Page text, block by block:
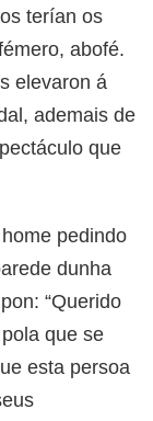
terían os
abofé.
elevaron á
ademais de
que
pedindo
dunha
“Querido
que se
esta persoa